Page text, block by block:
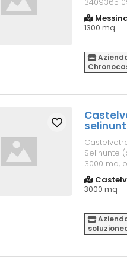
and
1300 mq
Selinunte
3000 mq,
pochi
3000 mq